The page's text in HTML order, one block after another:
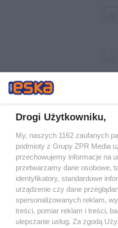
Żaden utwór zamieszczony w serwisie
rozpowszechniany lub dalej
tym także elektroniczny lub
eksploatacji w jakiejkolwiek formie,
Internecie bez pisemnej zgody
wykorzystanie utworów w całości lub
tzn. bez właściwej zgody, jest
ścigane prawnie.
Drogi Użytkowniku,
My, naszych 1162 zaufanych
podmioty z Grupy ZPR Media
przechowujemy informacje na
przetwarzamy dane osobowe,
identyfikatory, standardowe
urządzenie czy dane
spersonalizowanych reklam,
treści, pomiar reklam i treści,
ulepszanie usług. Za zgodą